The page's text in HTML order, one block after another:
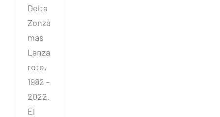
Delta
Zonza
mas
Lanza
rote,
1982 -
2022.
El